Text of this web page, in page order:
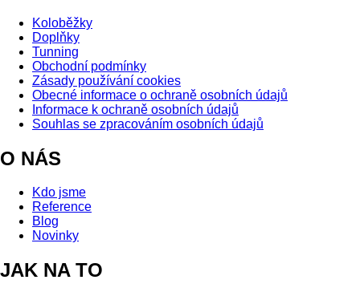
Koloběžky
Doplňky
Tunning
Obchodní podmínky
Zásady používání cookies
Obecné informace o ochraně osobních údajů
Informace k ochraně osobních údajů
Souhlas se zpracováním osobních údajů
O NÁS
Kdo jsme
Reference
Blog
Novinky
JAK NA TO